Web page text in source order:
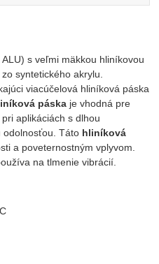
ALU) s veľmi mäkkou hliníkovou
syntetického akrylu.
viacúčelová hliníková páska
páska je vhodná pre
aplikáciách s dlhou
odolnosťou. Táto hliníková
a poveternostným vplyvom.
na tlmenie vibrácií.